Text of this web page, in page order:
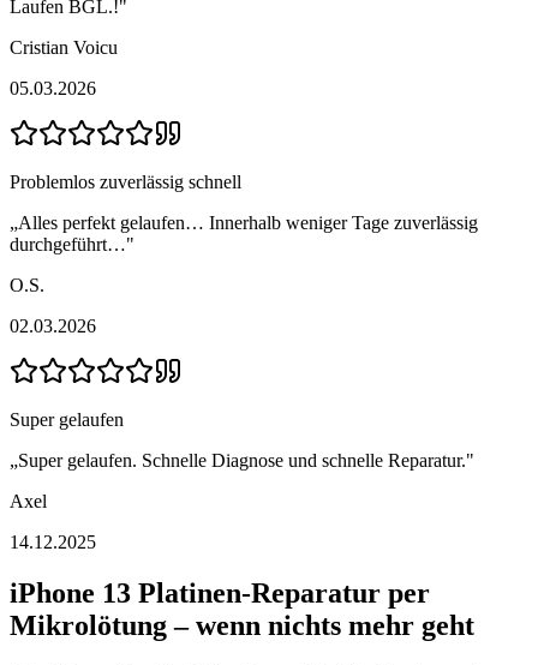
Laufen BGL.!"
Cristian Voicu
05.03.2026
Problemlos zuverlässig schnell
„Alles perfekt gelaufen… Innerhalb weniger Tage zuverlässig
durchgeführt…"
O.S.
02.03.2026
Super gelaufen
„Super gelaufen. Schnelle Diagnose und schnelle Reparatur."
Axel
14.12.2025
iPhone 13 Platinen-Reparatur per
Mikrolötung – wenn nichts mehr geht